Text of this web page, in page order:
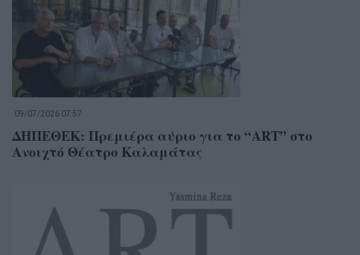
09/07/2026 07:57
ΔΗΠΕΘΕΚ: Πρεμιέρα αύριο για το “ART” στο
Ανοιχτό Θέατρο Καλαμάτας